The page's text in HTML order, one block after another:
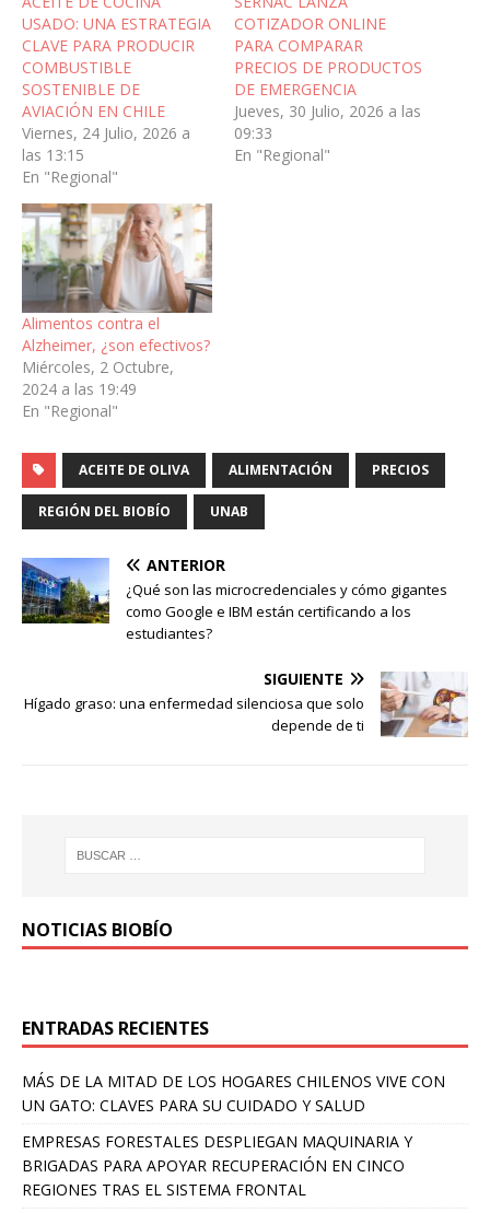
USADO: UNA ESTRATEGIA
CLAVE PARA PRODUCIR
COMBUSTIBLE
SOSTENIBLE DE
AVIACIÓN EN CHILE
Viernes, 24 Julio, 2026 a
las 13:15
En "Regional"
COTIZADOR ONLINE
PARA COMPARAR
PRECIOS DE PRODUCTOS
DE EMERGENCIA
Jueves, 30 Julio, 2026 a las
09:33
En "Regional"
Alimentos contra el
Alzheimer, ¿son efectivos?
Miércoles, 2 Octubre,
2024 a las 19:49
En "Regional"
ACEITE DE OLIVA ALIMENTACIÓN PRECIOS
REGIÓN DEL BIOBÍO UNAB
ANTERIOR
¿Qué son las microcredenciales y cómo gigantes
como Google e IBM están certificando a los
estudiantes?
SIGUIENTE
Hígado graso: una enfermedad silenciosa que solo
depende de ti
NOTICIAS BIOBÍO
ENTRADAS RECIENTES
MÁS DE LA MITAD DE LOS HOGARES CHILENOS VIVE CON
UN GATO: CLAVES PARA SU CUIDADO Y SALUD
EMPRESAS FORESTALES DESPLIEGAN MAQUINARIA Y
BRIGADAS PARA APOYAR RECUPERACIÓN EN CINCO
REGIONES TRAS EL SISTEMA FRONTAL